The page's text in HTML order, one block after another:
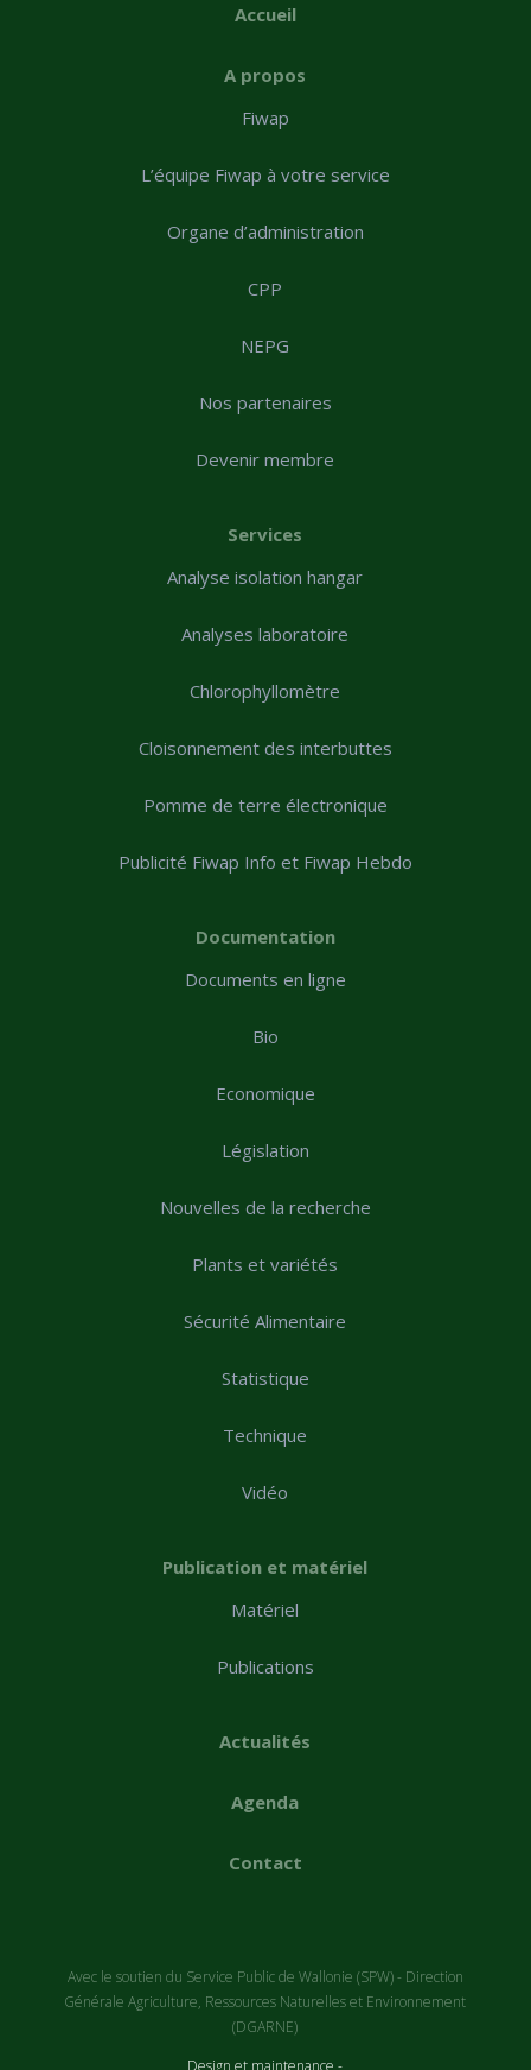
Accueil
A propos
Fiwap
L’équipe Fiwap à votre service
Organe d’administration
CPP
NEPG
Nos partenaires
Devenir membre
Services
Analyse isolation hangar
Analyses laboratoire
Chlorophyllomètre
Cloisonnement des interbuttes
Pomme de terre électronique
Publicité Fiwap Info et Fiwap Hebdo
Documentation
Documents en ligne
Bio
Economique
Législation
Nouvelles de la recherche
Plants et variétés
Sécurité Alimentaire
Statistique
Technique
Vidéo
Publication et matériel
Matériel
Publications
Actualités
Agenda
Contact
Avec le soutien du Service Public de Wallonie (SPW) - Direction
Générale Agriculture, Ressources Naturelles et Environnement
(DGARNE)
Design et maintenance -